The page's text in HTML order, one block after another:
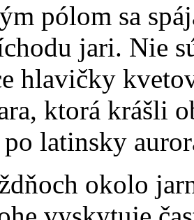
pólom sa
jari. Nie
hlavičky
ktorá krášli
po latinsky
okolo